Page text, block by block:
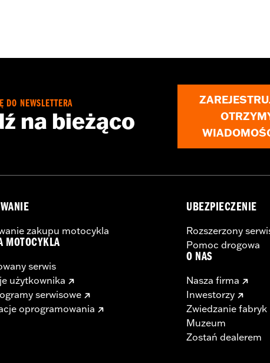
for full details
Kit, Sprocket hardware and Brake Rotor-specific
DO NEWSLETTERA
na bieżąco
zakupu motocykla
MOTOCYKLA
serwis
użytkownika
serwisowe
oprogramowania
UBEZPIECZENIE
Rozszerzony
Pomoc drogowa
O NAS
Nasza firma
Inwestorzy
Zwiedzanie fabryk
Muzeum
Zostań dealerem